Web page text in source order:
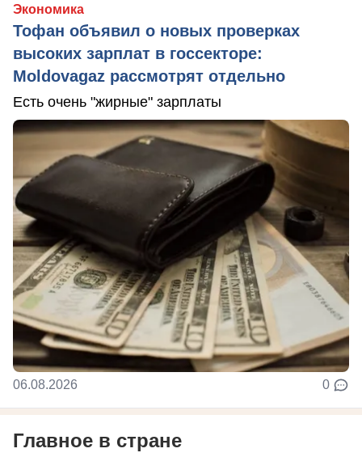
Экономика
Тофан объявил о новых проверках
высоких зарплат в госсекторе:
Moldovagaz рассмотрят отдельно
Есть очень "жирные" зарплаты
06.08.2026 0
Главное в стране